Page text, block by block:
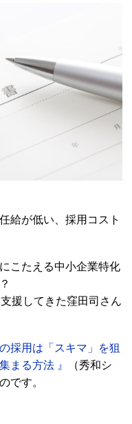
給が低い、採用コスト
こたえる中小企業特化
援してきた窪田司さん
採用は「スキマ」を狙
まる方法 』
（秀和シ
です。